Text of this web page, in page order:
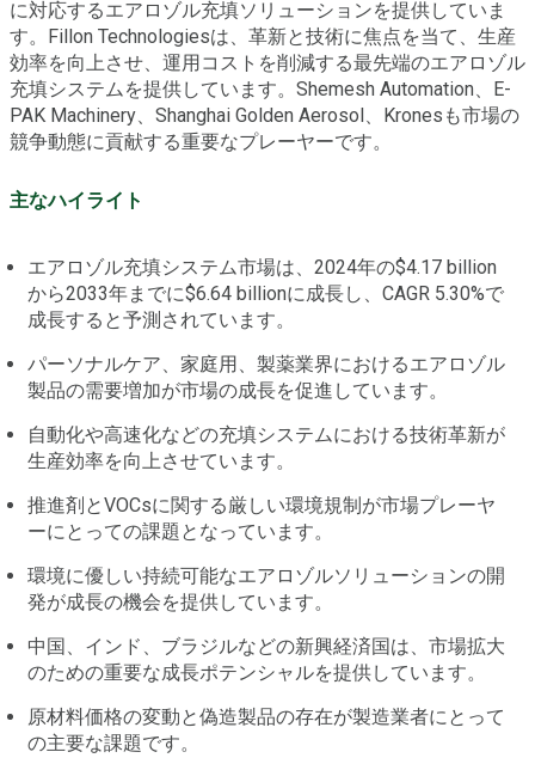
に対応するエアロゾル充填ソリューションを提供していま
す。Fillon Technologiesは、革新と技術に焦点を当て、生産
効率を向上させ、運用コストを削減する最先端のエアロゾル
充填システムを提供しています。Shemesh Automation、E-
PAK Machinery、Shanghai Golden Aerosol、Kronesも市場の
競争動態に貢献する重要なプレーヤーです。
主なハイライト
エアロゾル充填システム市場は、2024年の$4.17 billion
から2033年までに$6.64 billionに成長し、CAGR 5.30%で
成長すると予測されています。
パーソナルケア、家庭用、製薬業界におけるエアロゾル
製品の需要増加が市場の成長を促進しています。
自動化や高速化などの充填システムにおける技術革新が
生産効率を向上させています。
推進剤とVOCsに関する厳しい環境規制が市場プレーヤ
ーにとっての課題となっています。
環境に優しい持続可能なエアロゾルソリューションの開
発が成長の機会を提供しています。
中国、インド、ブラジルなどの新興経済国は、市場拡大
のための重要な成長ポテンシャルを提供しています。
原材料価格の変動と偽造製品の存在が製造業者にとって
の主要な課題です。